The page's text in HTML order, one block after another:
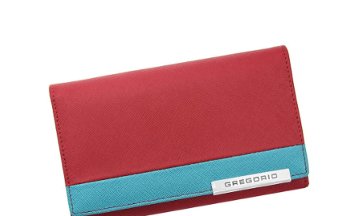
hvězdiček.